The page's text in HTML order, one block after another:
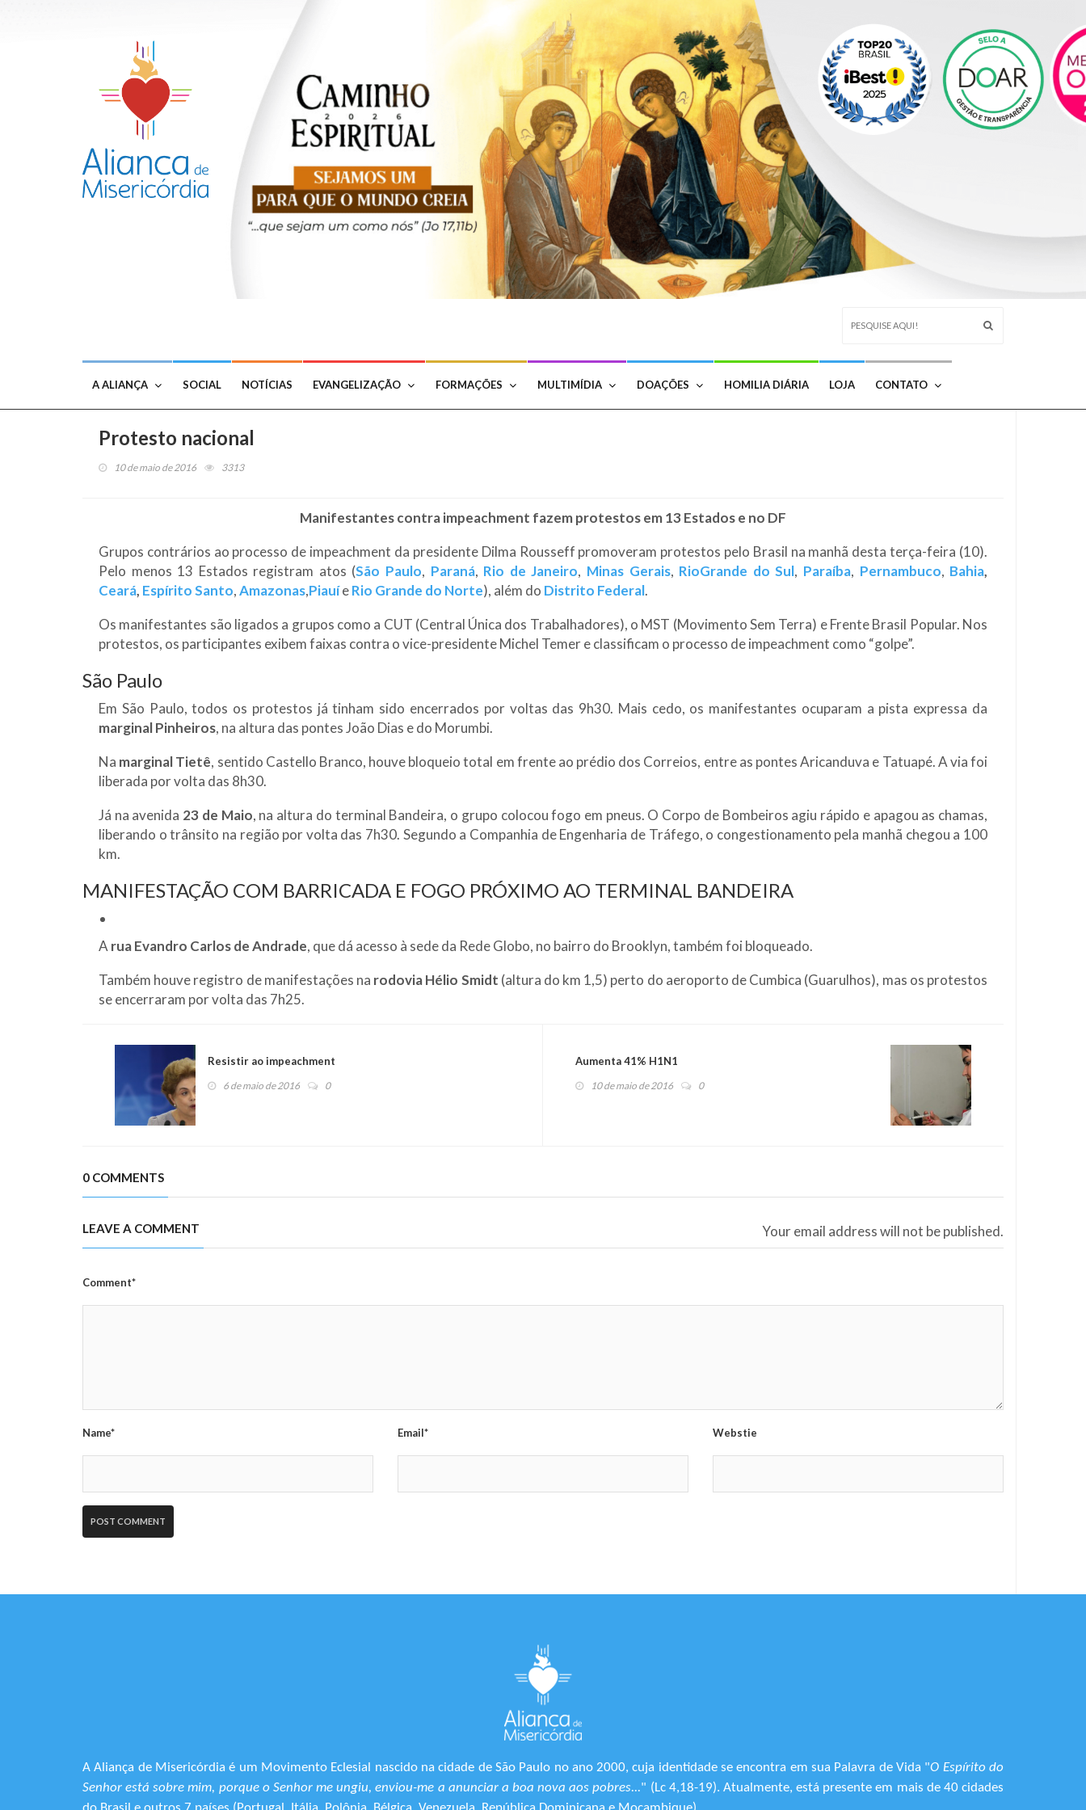
A ALIANÇA SOCIAL NOTÍCIAS EVANGELIZAÇÃO FORMAÇÕES MULTIMÍDIA DOAÇÕES HOMILIA DIÁRIA LOJA CONTATO
Protesto nacional
10 de maio de 2016 3313
Manifestantes contra impeachment fazem protestos em 13 Estados e no DF
Grupos contrários ao processo de impeachment da presidente Dilma Rousseff promoveram protestos pelo Brasil na manhã desta terça-feira (10).
Pelo menos 13 Estados registram atos (São Paulo, Paraná, Rio deJaneiro, Minas Gerais, RioGrande do Sul, Paraíba, Pernambuco, Bahia,
Ceará, EspíritoSanto,Amazonas,PiauíeRio Grande do Norte), além do Distrito Federal.
Os manifestantes são ligados a grupos como a CUT (Central Única dos Trabalhadores), o MST (Movimento Sem Terra) e Frente Brasil Popular. Nos
protestos, os participantes exibem faixas contra o vice-presidente Michel Temer e classificam o processo de impeachment como “golpe”.
São Paulo
Em São Paulo, todos os protestos já tinham sido encerrados por voltas das 9h30. Mais cedo, os manifestantes ocuparam a pista expressa da
marginal Pinheiros, na altura das pontes João Dias e do Morumbi.
Na marginal Tietê, sentido Castello Branco, houve bloqueio total em frente ao prédio dos Correios, entre as pontes Aricanduva e Tatuapé. A via foi
liberada por volta das 8h30.
Já na avenida 23 de Maio, na altura do terminal Bandeira, o grupo colocou fogo em pneus. O Corpo de Bombeiros agiu rápido e apagou as chamas,
liberando o trânsito na região por volta das 7h30. Segundo a Companhia de Engenharia de Tráfego, o congestionamento pela manhã chegou a 100
km.
MANIFESTAÇÃO COM BARRICADA E FOGO PRÓXIMO AO TERMINAL BANDEIRA
A rua Evandro Carlos de Andrade, que dá acesso à sede da Rede Globo, no bairro do Brooklyn, também foi bloqueado.
Também houve registro de manifestações na rodovia Hélio Smidt (altura do km 1,5) perto do aeroporto de Cumbica (Guarulhos), mas os protestos
se encerraram por volta das 7h25.
Resistir ao impeachment
6 de maio de 2016 0
Aumenta 41% H1N1
10 de maio de 2016 0
0 COMMENTS
LEAVE A COMMENT Your email address will not be published.
Comment*
Name* Email* Webstie
A Aliança de Misericórdia é um Movimento Eclesial nascido na cidade de São Paulo no ano 2000, cuja identidade se encontra em sua Palavra de Vida "O Espírito do
Senhor está sobre mim, porque o Senhor me ungiu, enviou-me a anunciar a boa nova aos pobres..." (Lc 4,18-19). Atualmente, está presente em mais de 40 cidades